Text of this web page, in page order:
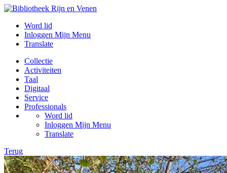
Word lid
Inloggen Mijn Menu
Translate
Collectie
Activiteiten
Taal
Digitaal
Service
Professionals
Word lid
Inloggen Mijn Menu
Translate
Terug